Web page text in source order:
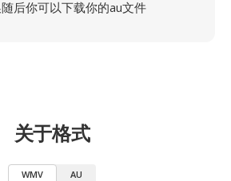
后你可以下载你的au文件
关于格式
WMV AU